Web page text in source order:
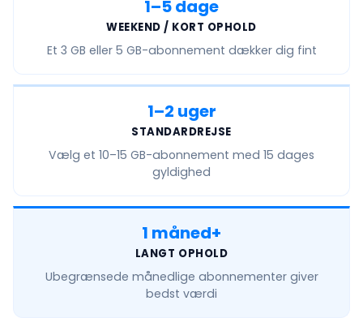
1–5 dage
WEEKEND / KORT OPHOLD
Et 3 GB eller 5 GB-abonnement dækker dig fint
1–2 uger
STANDARDREJSE
Vælg et 10–15 GB-abonnement med 15 dages
gyldighed
1 måned+
LANGT OPHOLD
Ubegrænsede månedlige abonnementer giver
bedst værdi